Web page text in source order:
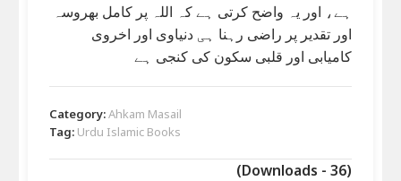
ہے، اور یہ واضح کرتی ہے کہ اللہ پر کامل بھروسہ
اور تقدیر پر راضی رہنا ہی دنیاوی اور اخروی
کامیابی اور قلبی سکون کی کنجی ہے
Category:Ahkam Masail
Tag: Urdu Islamic Books
(Downloads - 36)